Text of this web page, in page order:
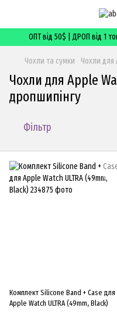
ОПТ від 50$ | ДРОП від 1
Чохли та сумки Чохли для
Чохли для Apple
дропшипінгу
Фільтр
Комплект Silicone Band + Case для
Apple Watch ULTRA (49mm, Black)